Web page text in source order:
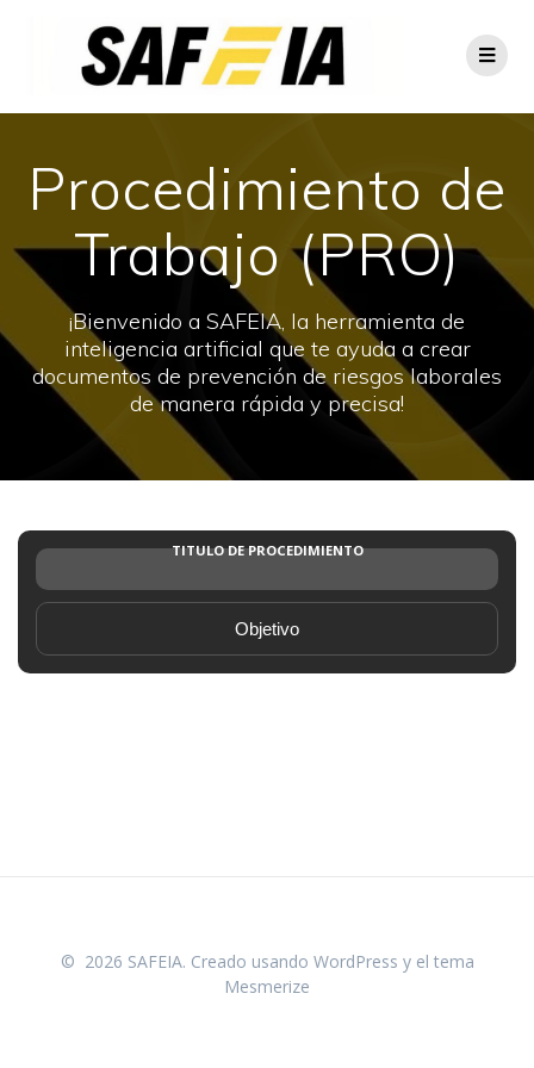
Procedimiento de
Trabajo (PRO)
¡Bienvenido a SAFEIA, la herramienta de
inteligencia artificial que te ayuda a crear
documentos de prevención de riesgos laborales
de manera rápida y precisa!
TITULO DE PROCEDIMIENTO
Objetivo
© 2026 SAFEIA. Creado usando WordPress y el tema
Mesmerize